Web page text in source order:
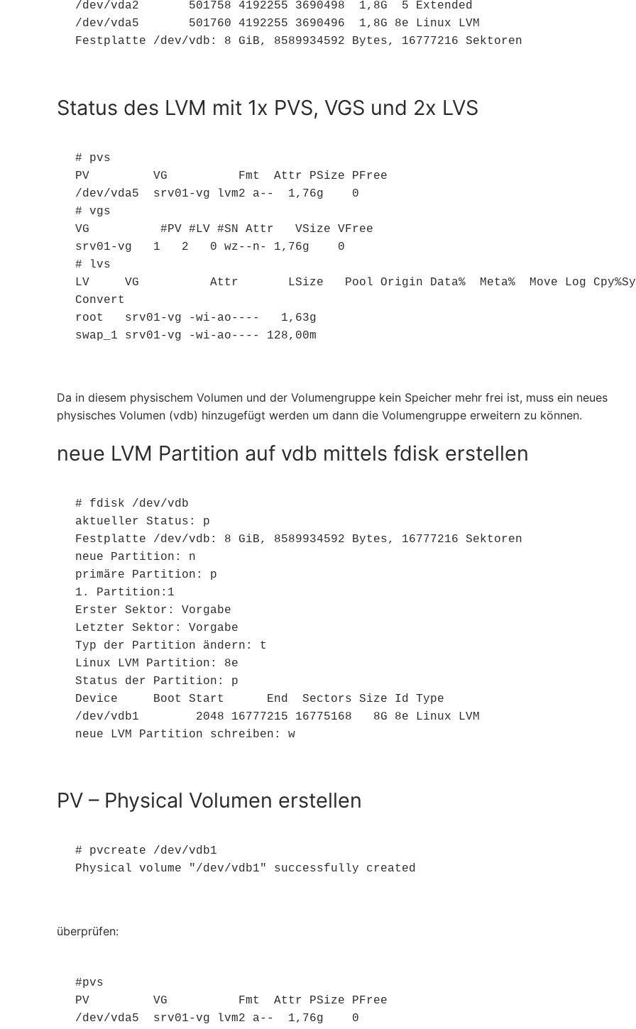
/dev/vda2       501758 4192255 3690498  1,8G  5 Extended
/dev/vda5       501760 4192255 3690496  1,8G 8e Linux LVM
Festplatte /dev/vdb: 8 GiB, 8589934592 Bytes, 16777216 Sektoren
Status des LVM mit 1x PVS, VGS und 2x LVS
# pvs
PV         VG          Fmt  Attr PSize PFree
/dev/vda5  srv01-vg lvm2 a--  1,76g    0
# vgs
VG          #PV #LV #SN Attr   VSize VFree
srv01-vg   1   2   0 wz--n- 1,76g    0
# lvs
LV     VG          Attr       LSize   Pool Origin Data%  Meta%  Move Log
Convert
root   srv01-vg -wi-ao----   1,63g
swap_1 srv01-vg -wi-ao---- 128,00m
Da in diesem physischem Volumen und der Volumengruppe kein Speicher mehr frei ist, muss ein neues
physisches Volumen (vdb) hinzugefügt werden um dann die Volumengruppe erweitern zu können.
neue LVM Partition auf vdb mittels fdisk erstellen
# fdisk /dev/vdb
aktueller Status: p
Festplatte /dev/vdb: 8 GiB, 8589934592 Bytes, 16777216 Sektoren
neue Partition: n
primäre Partition: p
1. Partition:1
Erster Sektor: Vorgabe
Letzter Sektor: Vorgabe
Typ der Partition ändern: t
Linux LVM Partition: 8e
Status der Partition: p
Device     Boot Start      End  Sectors Size Id Type
/dev/vdb1        2048 16777215 16775168   8G 8e Linux LVM
neue LVM Partition schreiben: w
PV – Physical Volumen erstellen
# pvcreate /dev/vdb1
Physical volume "/dev/vdb1" successfully created
überprüfen:
#pvs
PV         VG          Fmt  Attr PSize PFree
/dev/vda5  srv01-vg lvm2 a--  1,76g    0